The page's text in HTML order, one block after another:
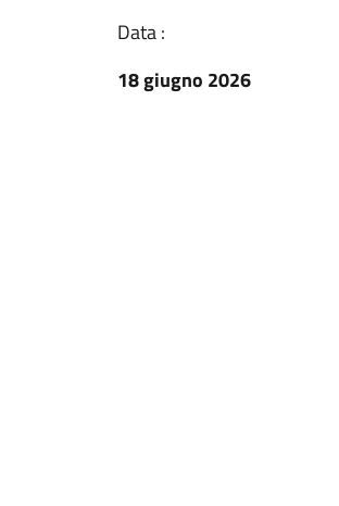
Data :
18 giugno 2026